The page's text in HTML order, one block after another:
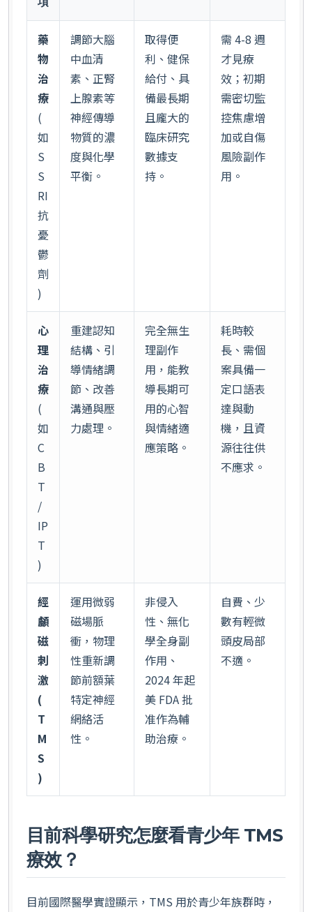
藥
物
治
療
(
如
S
S
RI
抗
憂
鬱
劑
)
調節大腦
中血清
素、正腎
上腺素等
神經傳導
物質的濃
度與化學
平衡。
取得便
利、健保
給付、具
備最長期
且龐大的
臨床研究
數據支
持。
需 4-8 週
才見療
效；初期
需密切監
控焦慮增
加或自傷
風險副作
用。
心
理
治
療
(
如
C
B
T
/
IP
T
)
重建認知
結構、引
導情緒調
節、改善
溝通與壓
力處理。
完全無生
理副作
用，能教
導長期可
用的心智
與情緒適
應策略。
耗時較
長、需個
案具備一
定口語表
達與動
機，且資
源往往供
不應求。
經
顱
磁
刺
激
(
T
M
S
)
運用微弱
磁場脈
衝，物理
性重新調
節前額葉
特定神經
網絡活
性。
非侵入
性、無化
學全身副
作用、
2024 年起
美 FDA 批
准作為輔
助治療。
自費、少
數有輕微
頭皮局部
不適。
目前科學研究怎麼看青少年 TMS
療效？
目前國際醫學實證顯示，TMS 用於青少年族群時，